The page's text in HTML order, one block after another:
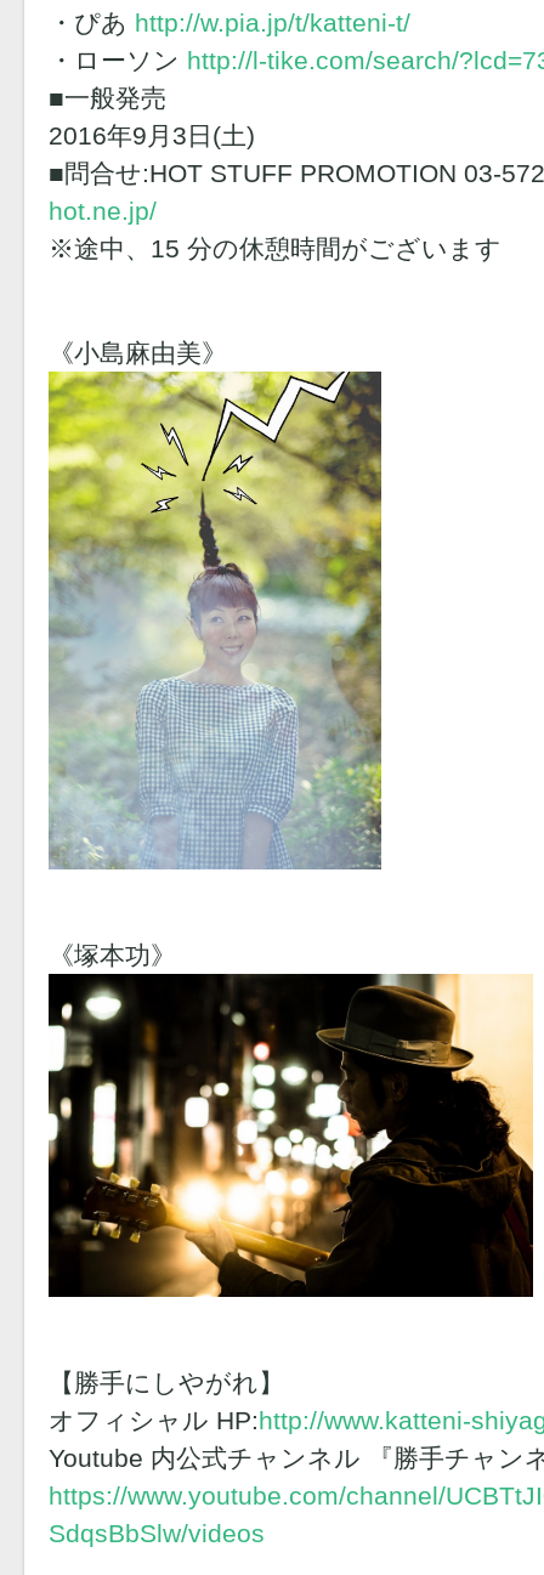
・ぴあ http://w.pia.jp/t/katteni-t/
・ローソン http://l-tike.com/search/
■一般発売
2016年9月3日(土)
■問合せ:HOT STUFF PROMOTION 03-
hot.ne.jp/
※途中、15 分の休憩時間がございます
《小島麻由美》
《塚本功》
【勝手にしやがれ】
オフィシャル HP:http://www.katteni-
Youtube 内公式チャンネル 『勝手チャン
https://www.youtube.com/channel/
SdqsBbSlw/videos